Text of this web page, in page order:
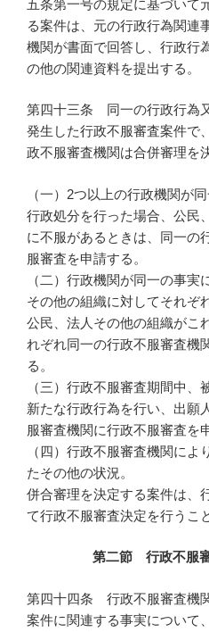
五条第一号の規定に基づいて
る案件は、元の行政行為関連
機関が書面で回答し、行政行
の他の関連資料を提出する。
第四十三条 同一の行政行為
発生した行政不服審査案件で
政不服審査機関は合併審理を
（一）2つ以上の行政機関が
行政処分を行った場合、公民
に不服があるときは、同一の
服審査を申請する。
（二）行政機関が同一の事実
その他の組織に対してそれぞ
公民、法人その他の組織がこ
れぞれ同一の行政不服審査機
る。
（三）行政不服審査期間中、
新たな行政行為を行い、出願
服審査機関に行政不服審査を
（四）行政不服審査機関によ
たその他の状況。
併合審理を決定する案件は、
て行政不服審査決定を行うこ
第二節 行政不服
第四十四条 行政不服審査機
案件に関連する事実について